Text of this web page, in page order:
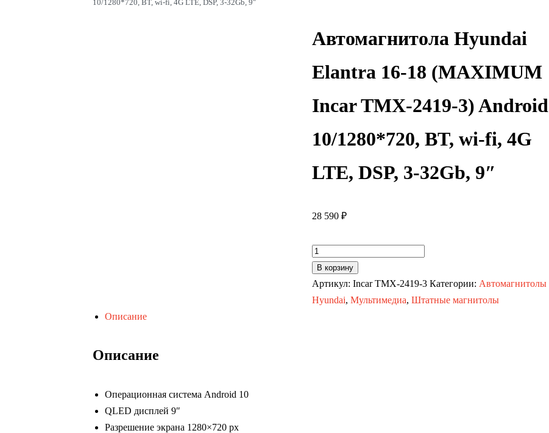
10/1280*720, BT, wi-fi, 4G LTE, DSP, 3-32Gb, 9″
Автомагнитола Hyundai
Elantra 16-18 (MAXIMUM
Incar TMX-2419-3) Android
10/1280*720, BT, wi-fi, 4G
LTE, DSP, 3-32Gb, 9″
28 590 ₽
Количество
товара
Автомагнитола
Hyundai
В корзину
Артикул: Incar TMX-2419-3 Категории: Автомагнитолы
Hyundai, Мультимедиа, Штатные магнитолы
Описание
Описание
Операционная система Android 10
QLED дисплей 9″
Разрешение экрана 1280×720 px